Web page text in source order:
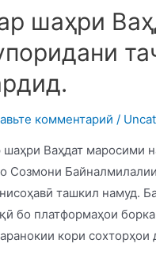
шаҳри
комментарий /
шаҳри Ваҳдат маросими
Созмони
ташкил намуд.
бо платформаҳои
кори сохторҳои